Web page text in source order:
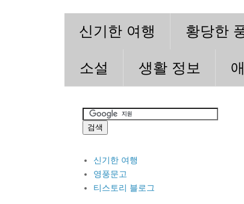
신기한 여행 황당한
소설 생활 정보
신기한 여행
영풍문고
티스토리 블로그